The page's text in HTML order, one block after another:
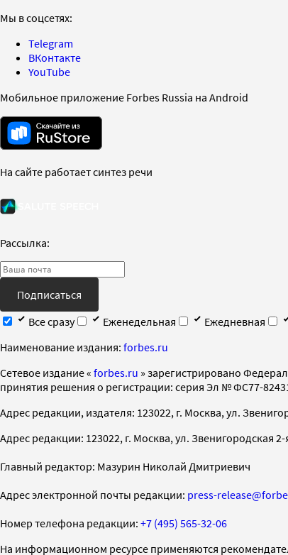
Мы в соцсетях:
Telegram
ВКонтакте
YouTube
Мобильное приложение Forbes Russia на Android
На сайте работает синтез речи
Рассылка:
Подписаться
Все сразу
Еженедельная Ежедневная
Наименование издания: forbes.ru
Cетевое издание « forbes.ru » зарегистрировано
принятия решения о регистрации: серия Эл № ФС77-
Адрес редакции, издателя: 123022, г. Москва, ул.
Адрес редакции: 123022, г. Москва, ул. Звенигородская 2-
Главный редактор: Мазурин Николай Дмитриевич
Адрес электронной почты редакции: press-
Номер телефона редакции: +7 (495) 565-32-06
На информационном ресурсе применяются